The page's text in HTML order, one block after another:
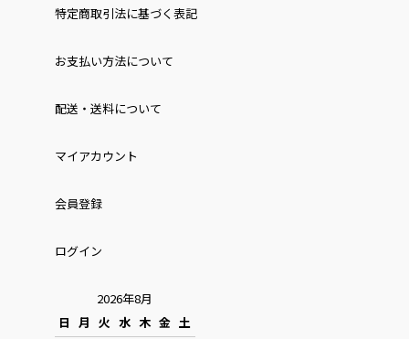
特定商取引法に基づく表記
お⽀払い⽅法について
配送・送料について
マイアカウント
会員登録
ログイン
2026年8月
日
月 火 水 木 金 土